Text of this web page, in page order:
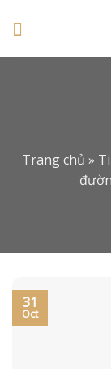
Trang chủ »
31
Oct